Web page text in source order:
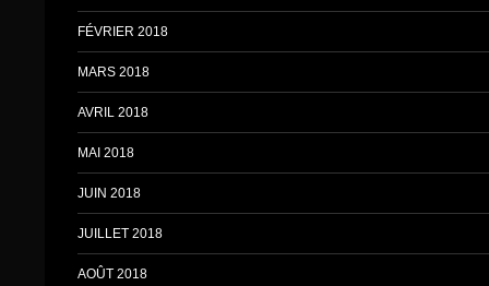
FÉVRIER 2018
MARS 2018
AVRIL 2018
MAI 2018
JUIN 2018
JUILLET 2018
AOÛT 2018